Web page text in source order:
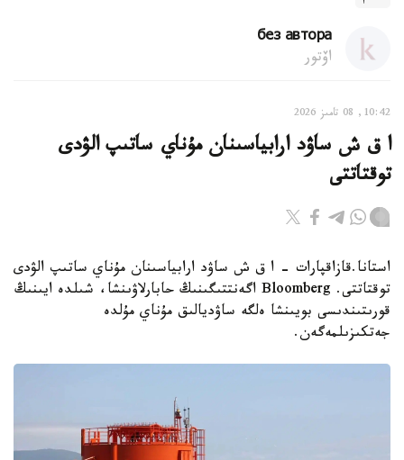
без автора
اۆتور
10:42, 08 تامىز 2026
ا ق ش ساۋد ارابياسىنان مۇناي ساتىپ الۋدى
توقتاتتى
استانا.قازاقپارات - ا ق ش ساۋد ارابياسىنان مۇناي ساتىپ الۋدى
توقتاتتى. Bloomberg اگەنتتىگىنىڭ حابارلاۋىنشا، شىلدە ايىنىڭ
قورىتىندىسى بويىنشا ەلگە ساۋديالىق مۇناي مۇلدە
جەتكىزىلمەگەن.